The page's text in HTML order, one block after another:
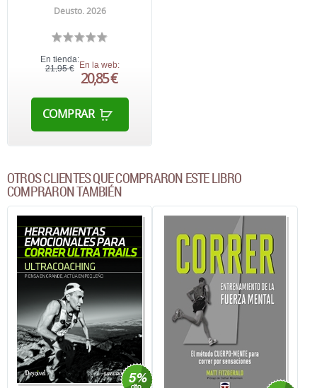
Deusto. 2026
En tienda:
21,95 € En la web:
20,85 €
COMPRAR
OTROS CLIENTES QUE COMPRARON ESTE LIBRO
COMPRARON TAMBIÉN